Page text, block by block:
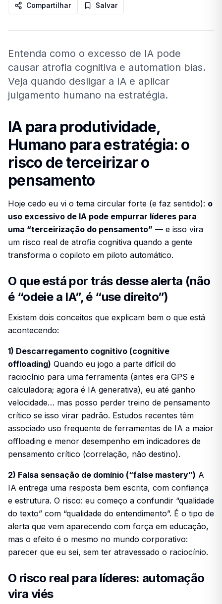
Compartilhar Salvar
Entenda como o excesso de IA pode
causar atrofia cognitiva e automation bias.
Veja quando desligar a IA e aplicar
julgamento humano na estratégia.
IA para produtividade,
Humano para estratégia: o
risco de terceirizar o
pensamento
Hoje cedo eu vi o tema circular forte (e faz sentido): o
uso excessivo de IA pode empurrar líderes para
uma “terceirização do pensamento” — e isso vira
um risco real de atrofia cognitiva quando a gente
transforma o copiloto em piloto automático.
O que está por trás desse alerta (não
é “odeie a IA”, é “use direito”)
Existem dois conceitos que explicam bem o que está
acontecendo:
1) Descarregamento cognitivo (cognitive
offloading) Quando eu jogo a parte difícil do
raciocínio para uma ferramenta (antes era GPS e
calculadora; agora é IA generativa), eu até ganho
velocidade… mas posso perder treino de pensamento
crítico se isso virar padrão. Estudos recentes têm
associado uso frequente de ferramentas de IA a maior
offloading e menor desempenho em indicadores de
pensamento crítico (correlação, não destino).
2) Falsa sensação de domínio (“false mastery”) A
IA entrega uma resposta bem escrita, com confiança
e estrutura. O risco: eu começo a confundir “qualidade
do texto” com “qualidade do entendimento”. É o tipo de
alerta que vem aparecendo com força em educação,
mas o efeito é o mesmo no mundo corporativo:
parecer que eu sei, sem ter atravessado o raciocínio.
O risco real para líderes: automação
vira viés